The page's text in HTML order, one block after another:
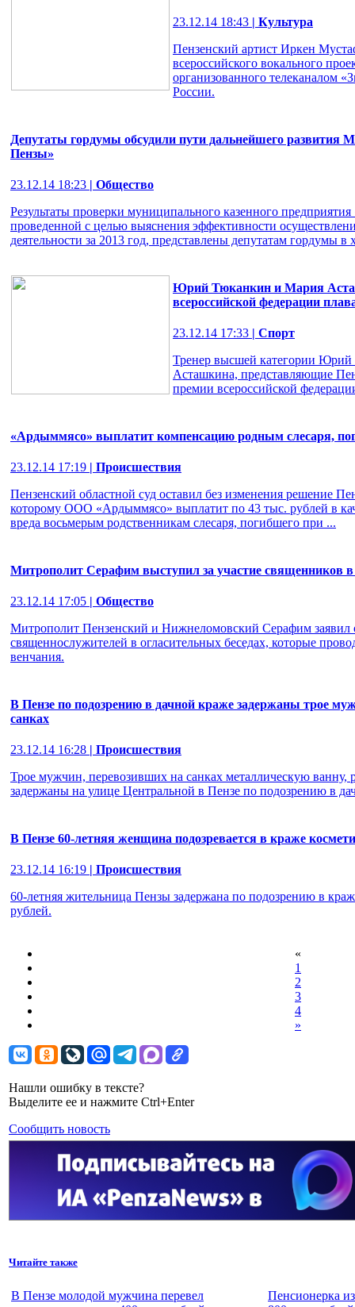
23.12.14 18:43 | Культура
Пензенский артист Иркен
всероссийского вокального
организованного телеканалом
России.
Депутаты гордумы обсудили пути дальнейшего развития
Пензы»
23.12.14 18:23 | Общество
Результаты проверки муниципального казенного
проведенной с целью выяснения эффективности
деятельности за 2013 год, представлены депутатам гордумы в
Юрий Тюканкин и Мария
всероссийской федерации
23.12.14 17:33 | Спорт
Тренер высшей категории
Асташкина, представляющие
премии всероссийской
«Ардыммясо» выплатит компенсацию родным слесаря,
23.12.14 17:19 | Происшествия
Пензенский областной суд оставил без изменения решение
которому ООО «Ардыммясо» выплатит по 43 тыс. рублей в
вреда восьмерым родственникам слесаря, погибшего при ...
Митрополит Серафим выступил за участие священников в
23.12.14 17:05 | Общество
Митрополит Пензенский и Нижнеломовский Серафим заявил
священнослужителей в огласительных беседах, которые
венчания.
В Пензе по подозрению в дачной краже задержаны трое
санках
23.12.14 16:28 | Происшествия
Трое мужчин, перевозивших на санках металлическую ванну,
задержаны на улице Центральной в Пензе по подозрению в
В Пензе 60-летняя женщина подозревается в краже
23.12.14 16:19 | Происшествия
60-летняя жительница Пензы задержана по подозрению в
рублей.
«
1
2
3
4
»
Нашли ошибку в тексте?
Выделите ее и нажмите Ctrl+Enter
Сообщить новость
Читайте также
В Пензе молодой мужчина перевел
Пенсионерка